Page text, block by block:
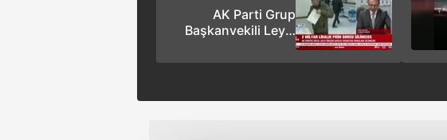
AK Parti Grup
Başkanvekili Leyla
öncesi sağlık